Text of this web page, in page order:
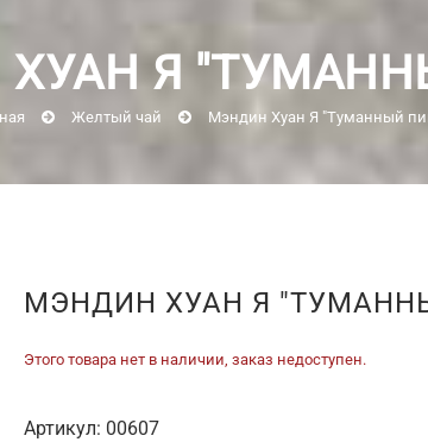
Я
Желтый чай Мэндин Хуан Я "Туманный
МЭНДИН ХУАН Я
Этого товара нет в наличии, заказ недоступен.
Артикул: 00607